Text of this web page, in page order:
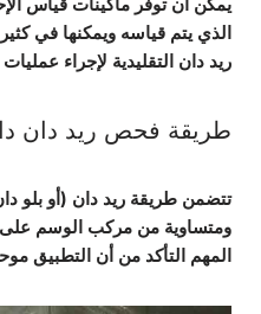
الذي يتم قياسه ويمكنها في
ريد دان التقليدية لإجراء
طريقة فحص ريد دان
تتضمن طريقة ريد دان (أو بلو
ومتساوية من مركب الوسم
المهم التأكد من أن التطبيق